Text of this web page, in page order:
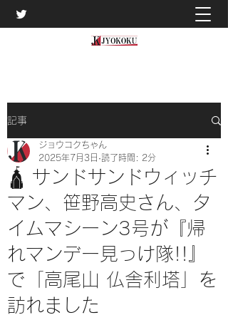
記事
🛕 サンドサンドウィッチ
マン、笹野高史さん、タ
イムマシーン3号が『帰
れマンデー見っけ隊!!』
で「高尾山 仏舎利塔」を
訪れました
ジョウコクちゃん
2025年7月3日 読了時間: 2分